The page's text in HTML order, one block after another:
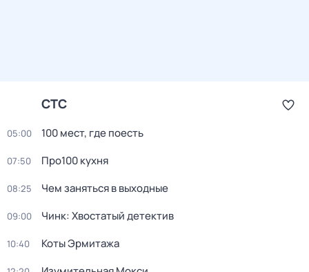
СТС
05:00 100 мест, где поесть
07:50 Про100 кухня
08:25 Чем заняться в выходные
09:00 Чинк: Хвостатый детектив
10:40 Коты Эрмитажа